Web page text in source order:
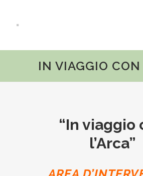
IN VIAGGIO CON
“In viaggio
l’Arca”